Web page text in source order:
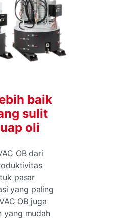
baik
sulit
oli
OB dari
pasar
yang paling
OB juga
yang mudah